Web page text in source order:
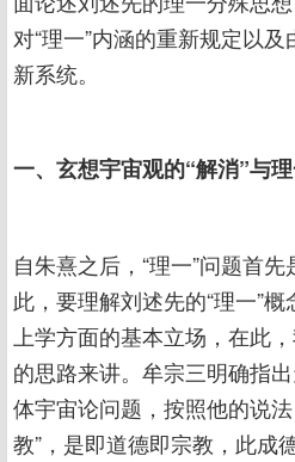
对“理一”内涵的重新规定以
新系统。
一、玄想宇宙观的“解消”与
自朱熹之后，“理一”问题首
此，要理解刘述先的“理一”
上学方面的基本立场，在此
的思路来讲。牟宗三明确指
体宇宙论问题，按照他的说
教”，是即道德即宗教，此成